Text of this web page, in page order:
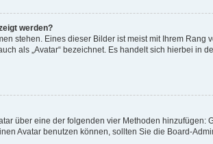
werden?
stehen. Eines dieser Bilder ist meist mit Ihrem
als „Avatar“ bezeichnet. Es handelt sich hierbei
über eine der folgenden vier Methoden
Avatar benutzen können, sollten Sie die Board-